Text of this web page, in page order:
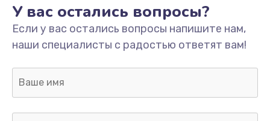
2000 руб.
Заказать
Ремонт разъема SIM-карты
У вас остались вопросы?
Если у вас остались вопросы напишите нам,
наши специалисты с радостью ответят вам!